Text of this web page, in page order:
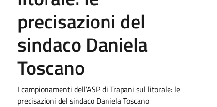
precisazioni del
sindaco Daniela
Toscano
I campionamenti dell’ASP di Trapani sul litorale: le
precisazioni del sindaco Daniela Toscano